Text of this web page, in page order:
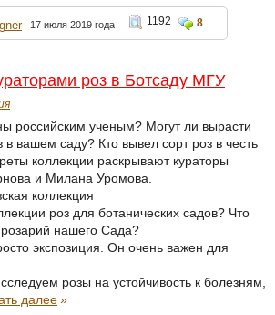
17 июля 2019 года 1192 8
роз в Ботсаду МГУ
российским ученым? Могут ли вырасти
вашем саду? Кто вывел сорт роз в честь
коллекции раскрывают кураторы
и Милана Уромова.
коллекция
роз для ботанических садов? Что
нашего Сада?
экспозиция. Он очень важен для
розы на устойчивость к болезням,
далее»